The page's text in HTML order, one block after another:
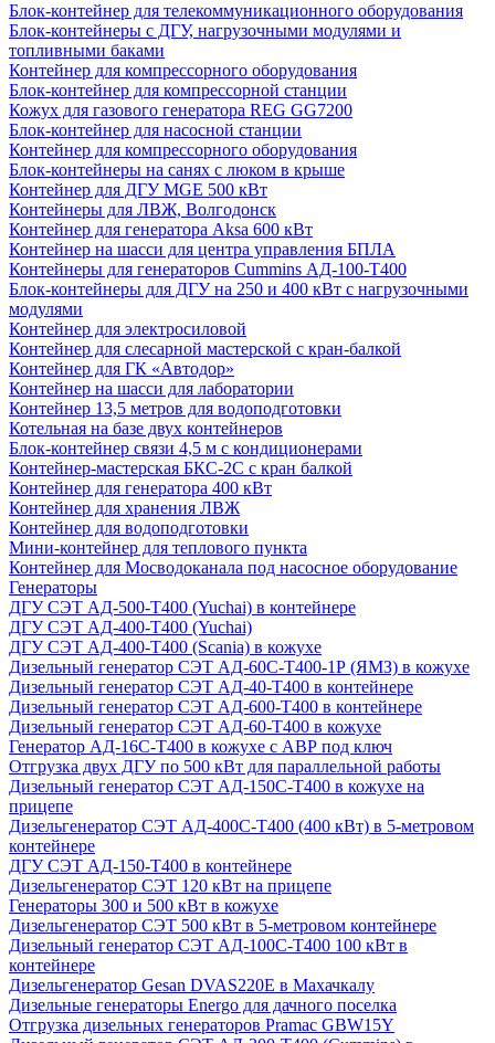
Блок-контейнер для телекоммуникационного оборудования
Блок-контейнеры с ДГУ, нагрузочными модулями и
топливными баками
Контейнер для компрессорного оборудования
Блок-контейнер для компрессорной станции
Кожух для газового генератора REG GG7200
Блок-контейнер для насосной станции
Контейнер для компрессорного оборудования
Блок-контейнеры на санях с люком в крыше
Контейнер для ДГУ MGE 500 кВт
Контейнеры для ЛВЖ, Волгодонск
Контейнер для генератора Aksa 600 кВт
Контейнер на шасси для центра управления БПЛА
Контейнеры для генераторов Cummins АД-100-Т400
Блок-контейнеры для ДГУ на 250 и 400 кВт с нагрузочными
модулями
Контейнер для электросиловой
Контейнер для слесарной мастерской с кран-балкой
Контейнер для ГК «Автодор»
Контейнер на шасси для лаборатории
Контейнер 13,5 метров для водоподготовки
Котельная на базе двух контейнеров
Блок-контейнер связи 4,5 м с кондиционерами
Контейнер-мастерская БКС-2С с кран балкой
Контейнер для генератора 400 кВт
Контейнер для хранения ЛВЖ
Контейнер для водоподготовки
Мини-контейнер для теплового пункта
Контейнер для Мосводоканала под насосное оборудование
Генераторы
ДГУ СЭТ АД-500-Т400 (Yuchai) в контейнере
ДГУ СЭТ АД-400-Т400 (Yuchai)
ДГУ СЭТ АД-400-Т400 (Scania) в кожухе
Дизельный генератор СЭТ АД-60С-Т400-1Р (ЯМЗ) в кожухе
Дизельный генератор СЭТ АД-40-Т400 в контейнере
Дизельный генератор СЭТ АД-600-Т400 в контейнере
Дизельный генератор СЭТ АД-60-Т400 в кожухе
Генератор АД-16С-Т400 в кожухе с АВР под ключ
Отгрузка двух ДГУ по 500 кВт для параллельной работы
Дизельный генератор СЭТ АД-150С-Т400 в кожухе на
прицепе
Дизельгенератор СЭТ АД-400С-Т400 (400 кВт) в 5-метровом
контейнере
ДГУ СЭТ АД-150-Т400 в контейнере
Дизельгенератор СЭТ 120 кВт на прицепе
Генераторы 300 и 500 кВт в кожухе
Дизельгенератор СЭТ 500 кВт в 5-метровом контейнере
Дизельный генератор СЭТ АД-100С-Т400 100 кВт в
контейнере
Дизельгенератор Gesan DVAS220E в Махачкалу
Дизельные генераторы Energo для дачного поселка
Отгрузка дизельных генераторов Pramac GВW15Y